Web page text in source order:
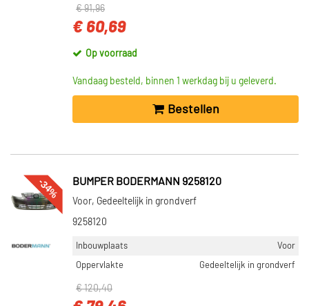
€ 91,96
€ 60,69
Op voorraad
Vandaag besteld, binnen 1 werkdag bij u geleverd.
Bestellen
-34% BUMPER BODERMANN 9258120
Voor, Gedeeltelijk in grondverf
9258120
Inbouwplaats
Voor
Oppervlakte
Gedeeltelijk in grondverf
€ 120,40